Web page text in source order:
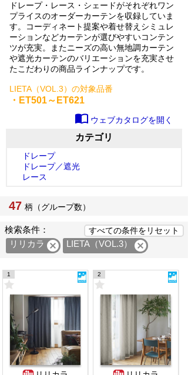
ドレープ・レース・シェードがそれぞれワン
プライスのオーダーカーテンを収録していま
す。コーディネート提案や着せ替えシミュレ
ーションなどカーテンが選びやすいコンテン
ツが充実。またニーズの高い無地調カーテン
や遮光カーテンのバリエーションを充実させ
たこだわりの商品ラインナップです。
LIETA（VOL.3）の対象品番
・ET501～ET621
import_contacts ウェブカタログを開く
カテゴリ
ドレープ
ドレープ／遮光
レース
47 柄（グループ数）
検索条件：
リリカラ  LIETA（VOL.3） 
1 2